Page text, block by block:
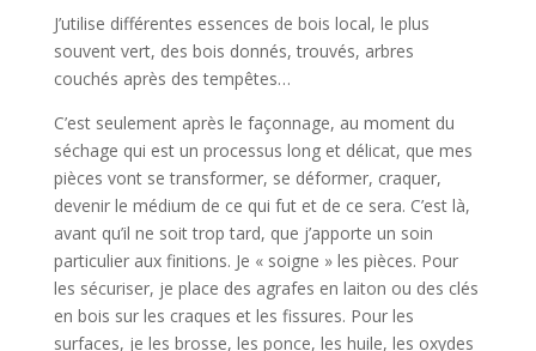
J’utilise différentes essences de bois local, le plus
souvent vert, des bois donnés, trouvés, arbres
couchés après des tempêtes…
C’est seulement après le façonnage, au moment du
séchage qui est un processus long et délicat, que mes
pièces vont se transformer, se déformer, craquer,
devenir le médium de ce qui fut et de ce sera. C’est là,
avant qu’il ne soit trop tard, que j’apporte un soin
particulier aux finitions. Je « soigne » les pièces. Pour
les sécuriser, je place des agrafes en laiton ou des clés
en bois sur les craques et les fissures. Pour les
surfaces, je les brosse, les ponce, les huile, les oxydes